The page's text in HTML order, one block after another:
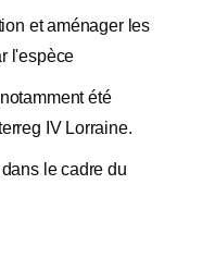
et aménager les
l'espèce
été
IV Lorraine.
le cadre du